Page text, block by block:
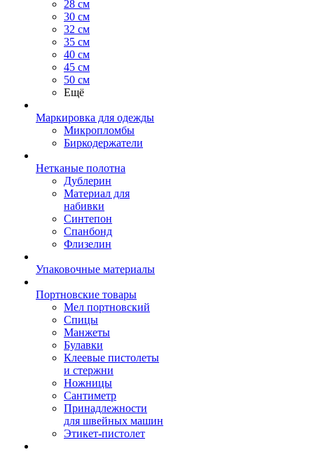
28 см
30 см
32 см
35 см
40 см
45 см
50 см
Ещё
Маркировка для одежды
Микропломбы
Биркодержатели
Нетканые полотна
Дублерин
Материал для
набивки
Синтепон
Спанбонд
Флизелин
Упаковочные материалы
Портновские товары
Мел портновский
Спицы
Манжеты
Булавки
Клеевые пистолеты
и стержни
Ножницы
Сантиметр
Принадлежности
для швейных машин
Этикет-пистолет